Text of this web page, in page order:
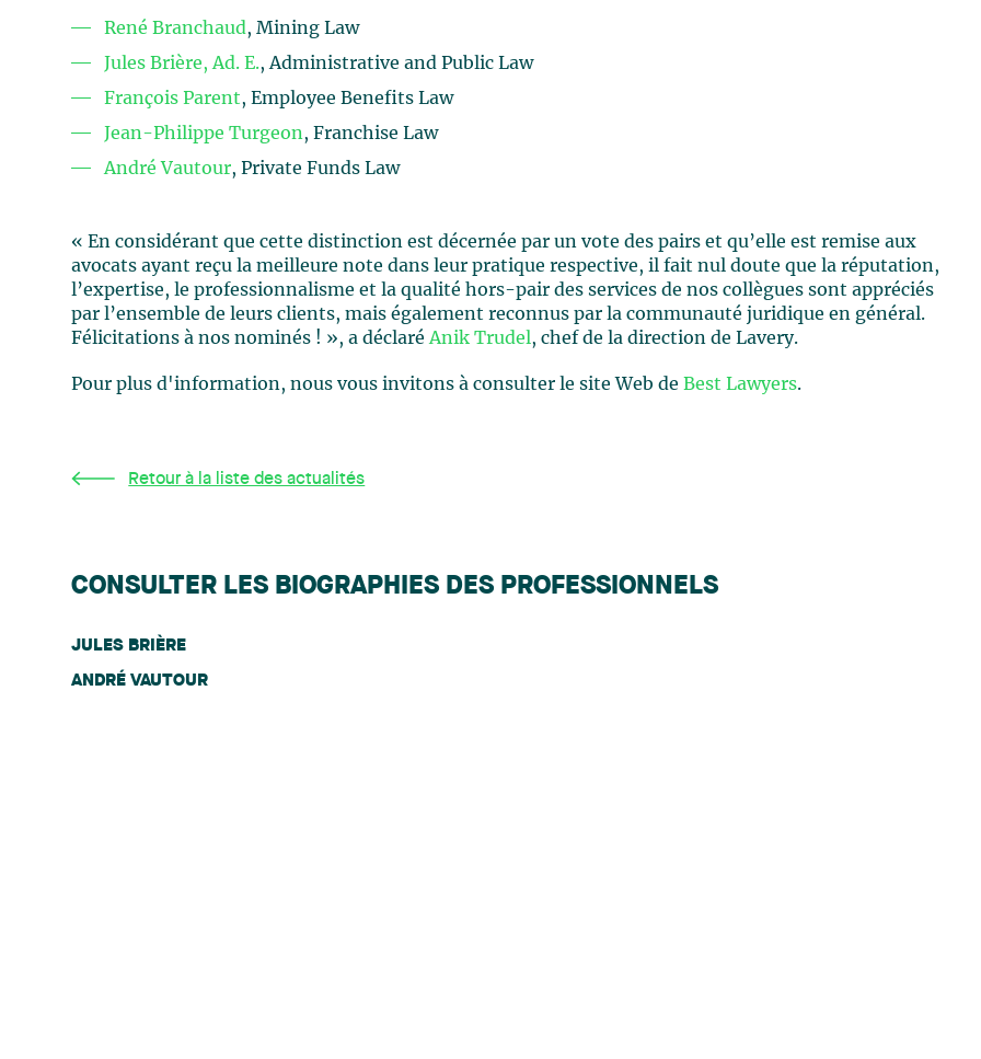
René Branchaud , Mining Law
Jules Brière, Ad. E., Administrative and Public Law
François Parent, Employee Benefits Law
Jean-Philippe Turgeon, Franchise Law
André Vautour, Private Funds Law
« En considérant que cette distinction est décernée par un vote des pairs et qu’elle est remise aux
avocats ayant reçu la meilleure note dans leur pratique respective, il fait nul doute que la réputation,
l’expertise, le professionnalisme et la qualité hors-pair des services de nos collègues sont appréciés
par l’ensemble de leurs clients, mais également reconnus par la communauté juridique en général.
Félicitations à nos nominés ! », a déclaré Anik Trudel , chef de la direction de Lavery.
Pour plus d'information, nous vous invitons à consulter le site Web de Best Lawyers.
Retour à la liste des actualités
CONSULTER LES BIOGRAPHIES DES PROFESSIONNELS
JULES BRIÈRE
ANDRÉ VAUTOUR